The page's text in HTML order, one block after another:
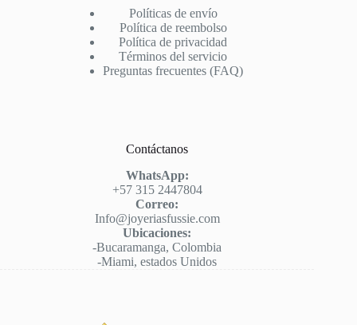
Políticas de envío
Política de reembolso
Política de privacidad
Términos del servicio
Preguntas frecuentes (FAQ)
Contáctanos
WhatsApp:
+57 315 2447804
Correo:
Info@joyeriasfussie.com
Ubicaciones:
-Bucaramanga, Colombia
-Miami, estados Unidos